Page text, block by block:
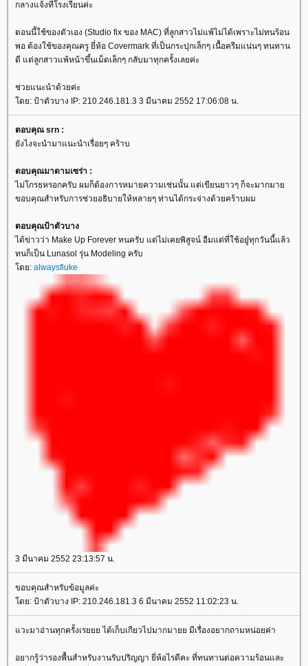
กลางแจ้งที่โรงเรียนค่ะ
ตอนนี้ใช้ของตัวเอง (Studio fix ของ MAC) ที่ลูกสาวไม่แพ้ไม่ได้เพราะไม่ทนร้อน
พอ ต้องใช้ของคุณครู ยี่ห้อ Covermark ที่เป็นกระปุกเล็กๆ เนื้อครีมแน่นๆ ทนทาน
ดี แต่ลูกสาวแพ้หน้าขึ้นเม็ดเล็กๆ กลับมาทุกครั้งเลยค่ะ
ช่วยแนะนำด้วยค่ะ
ดย: ป้าตัวบาง IP: 210.246.181.3 3 มีนาคม 2552 17:06:08 น.
ตอบคุณ srn :
ังไงจะนำมาแนะนำเรื่อยๆ คร้าบ
ตอบคุณมาดามเซร่า :
ไม่โกรธหรอกครับ ผมก็ต้องการหมายความเช่นนั้น แต่เขียนยาวๆ ก็จะมากมา
ขอบคุณสำหรับการช่วยอธิบายให้หลายๆ ท่านได้กระจ่างด้วยคร้าบผม
ตอบคุณป้าตัวบาง
ได้ข่าวว่า Make Up Forever ทนครับ แต่ไม่เคยพิสูจน์ อืมแต่ที่ใช้อยู๋ทุกวันนี้แล้ว
ทนก็เป็น Lunasol รุ่น Modeling ครับ
ดย: alwaysfluke
3 มีนาคม 2552 23:13:57 น.
ขอบคุณสำหรับข้อมูลค่ะ
ดย: ป้าตัวบาง IP: 210.246.181.3 6 มีนาคม 2552 11:02:23 น.
วะมาอ่านทุกครั้งเรยยย ได้เก็บเกียวไปมากมายย มีเรื่องอยากถามหน่อยค่า
อยากรู้ว่ารองพื้นสำหรับงานรับปริญญา ยี่ห้อไรดีคะ ที่ทนทานต่อความร้อนและ